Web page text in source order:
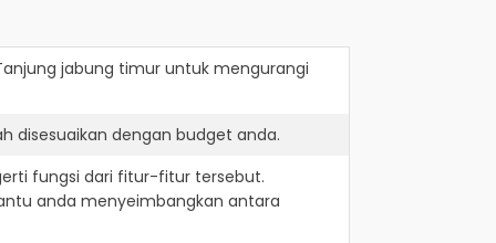
jabung timur untuk mengurangi
disesuaikan dengan budget anda.
fungsi dari fitur-fitur tersebut.
anda menyeimbangkan antara